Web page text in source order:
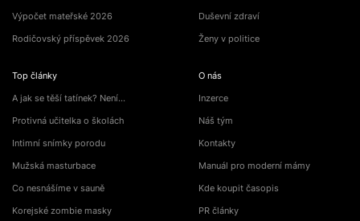
Výpočet mateřské 2026
Rodičovský příspěvek 2026
Top články
A jak se těší tatínek? Není…
Protivná učitelka o školách
Intimní snímky porodu
Mužská masturbace
Co nesnášíme v sauně
Korejské zombie masky
Duševní zdraví
Ženy v politice
O nás
Inzerce
Náš tým
Kontakty
Manuál pro moderní mámy
Kde koupit časopis
PR články